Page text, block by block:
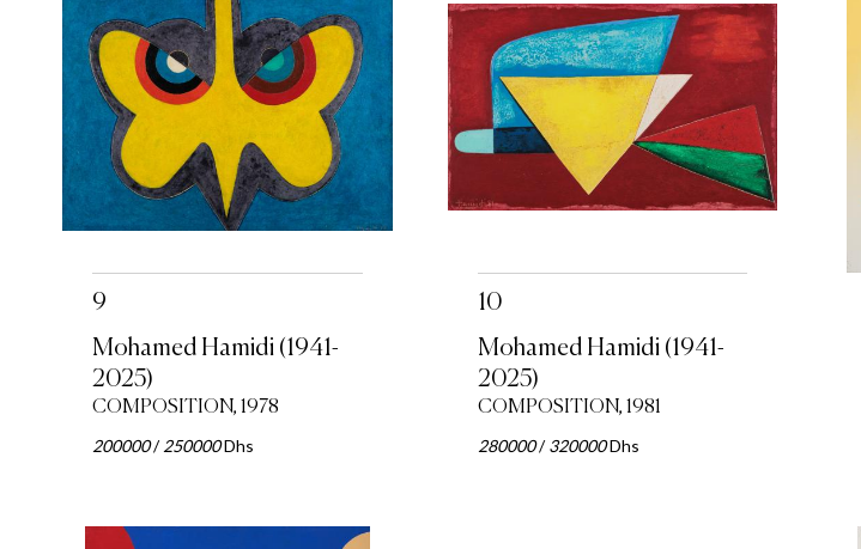
9
Mohamed Hamidi (1941-
2025)
COMPOSITION, 1978
200000/250000Dhs
10
Mohamed Hamidi (1941-
2025)
COMPOSITION, 1981
280000/320000Dhs